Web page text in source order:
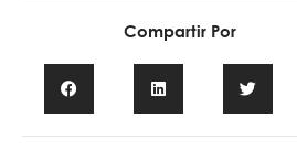
Compartir Por